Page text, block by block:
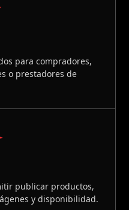
para compradores,
o prestadores de
publicar productos,
y disponibilidad.